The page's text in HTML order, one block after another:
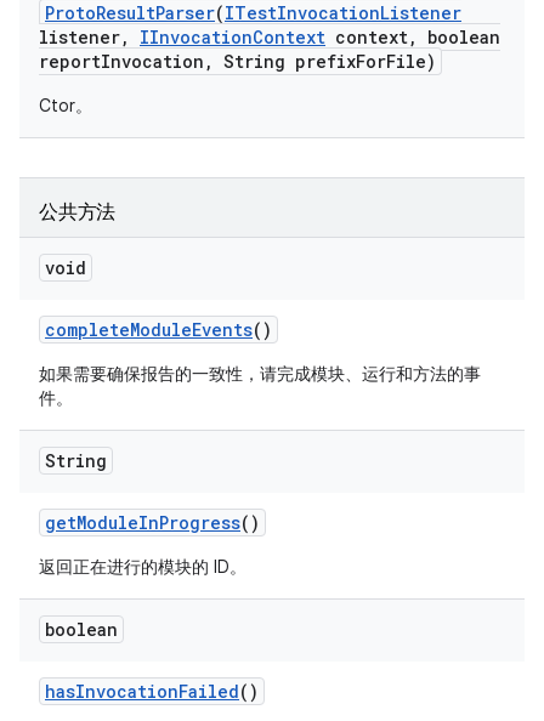
ProtoResultParser(ITestInvocationListener
listener, IInvocationContext context,
boolean
reportInvocation , String prefixForFile)
Ctor。
公共方法
void
completeModuleEvents()
如果需要确保报告的一致性，请完成模块、运行和方法的事
件。
String
getModuleInProgress()
返回正在进行的模块的 ID。
boolean
hasInvocationFailed()